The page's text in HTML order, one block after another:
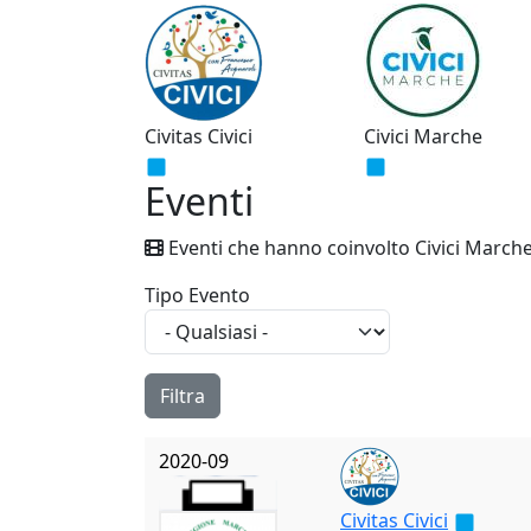
Civitas Civici Civici Marche
Eventi
Eventi che hanno coinvolto Civici
Tipo Evento
2020-09
Civitas Civici